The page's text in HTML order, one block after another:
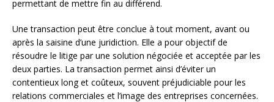
permettant de mettre fin au différend.
Une transaction peut être conclue à tout moment, avant ou
après la saisine d’une juridiction. Elle a pour objectif de
résoudre le litige par une solution négociée et acceptée par les
deux parties. La transaction permet ainsi d’éviter un
contentieux long et coûteux, souvent préjudiciable pour les
relations commerciales et l’image des entreprises concernées.